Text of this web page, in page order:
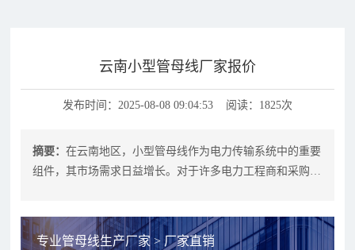
云南小型管母线厂家报价
发布时间：2025-08-08 09:04:53 阅读：1825次
摘要：在云南地区，小型管母线作为电力传输系统中的重要
组件，其市场需求日益增长。对于许多电力工程商和采购商
专业管母线生产厂家 > 厂家直销